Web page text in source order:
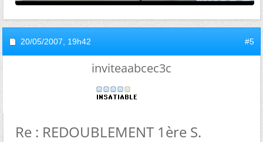
20/05/2007, 19h42 #5
inviteaabcec3c
Re : REDOUBLEMENT 1ère S.